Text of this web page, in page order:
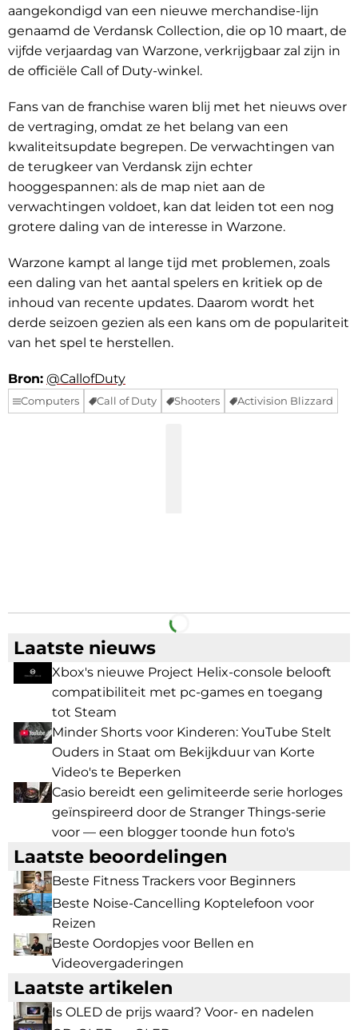
aangekondigd van een nieuwe merchandise-lijn
genaamd de Verdansk Collection, die op 10 maart, de
vijfde verjaardag van Warzone, verkrijgbaar zal zijn in
de officiële Call of Duty-winkel.
Fans van de franchise waren blij met het nieuws over
de vertraging, omdat ze het belang van een
kwaliteitsupdate begrepen. De verwachtingen van
de terugkeer van Verdansk zijn echter
hooggespannen: als de map niet aan de
verwachtingen voldoet, kan dat leiden tot een nog
grotere daling van de interesse in Warzone.
Warzone kampt al lange tijd met problemen, zoals
een daling van het aantal spelers en kritiek op de
inhoud van recente updates. Daarom wordt het
derde seizoen gezien als een kans om de populariteit
van het spel te herstellen.
Bron: @CallofDuty
Computers Call of Duty Shooters Activision Blizzard
Facebook Telegram
Laatste nieuws
Xbox's nieuwe Project Helix-console belooft
compatibiliteit met pc-games en toegang
tot Steam
Minder Shorts voor Kinderen: YouTube Stelt
Ouders in Staat om Bekijkduur van Korte
Video's te Beperken
Casio bereidt een gelimiteerde serie horloges
geïnspireerd door de Stranger Things-serie
voor — een blogger toonde hun foto's
Laatste beoordelingen
Beste Fitness Trackers voor Beginners
Beste Noise-Cancelling Koptelefoon voor
Reizen
Beste Oordopjes voor Bellen en
Videovergaderingen
Laatste artikelen
Is OLED de prijs waard? Voor- en nadelen